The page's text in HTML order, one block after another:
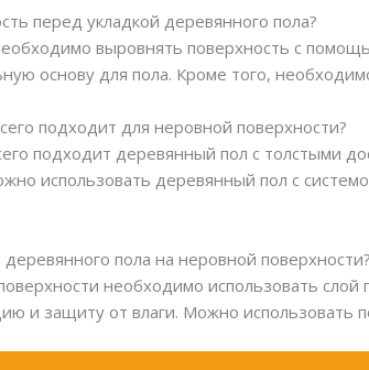
перед укладкой деревянного пола?
выровнять поверхность с
основу для пола. Кроме того,
подходит для неровной поверхности?
подходит деревянный пол с толстыми
использовать деревянный пол с
пола на неровной поверхности?
необходимо использовать
и защиту от влаги. Можно использовать